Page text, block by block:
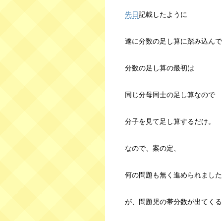
先日記載したように
遂に分数の足し算に踏み込んで
分数の足し算の最初は
同じ分母同士の足し算なので
分子を見て足し算するだけ。
なので、案の定、
何の問題も無く進められました
が、問題児の帯分数が出てくる